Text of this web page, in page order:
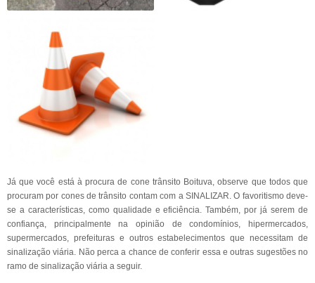
Já que você está à procura de cone trânsito Boituva, observe que todos que
procuram por cones de trânsito contam com a SINALIZAR. O favoritismo deve-
se a características, como qualidade e eficiência. Também, por já serem de
confiança, principalmente na opinião de condomínios, hipermercados,
supermercados, prefeituras e outros estabelecimentos que necessitam de
sinalização viária. Não perca a chance de conferir essa e outras sugestões no
ramo de sinalização viária a seguir.